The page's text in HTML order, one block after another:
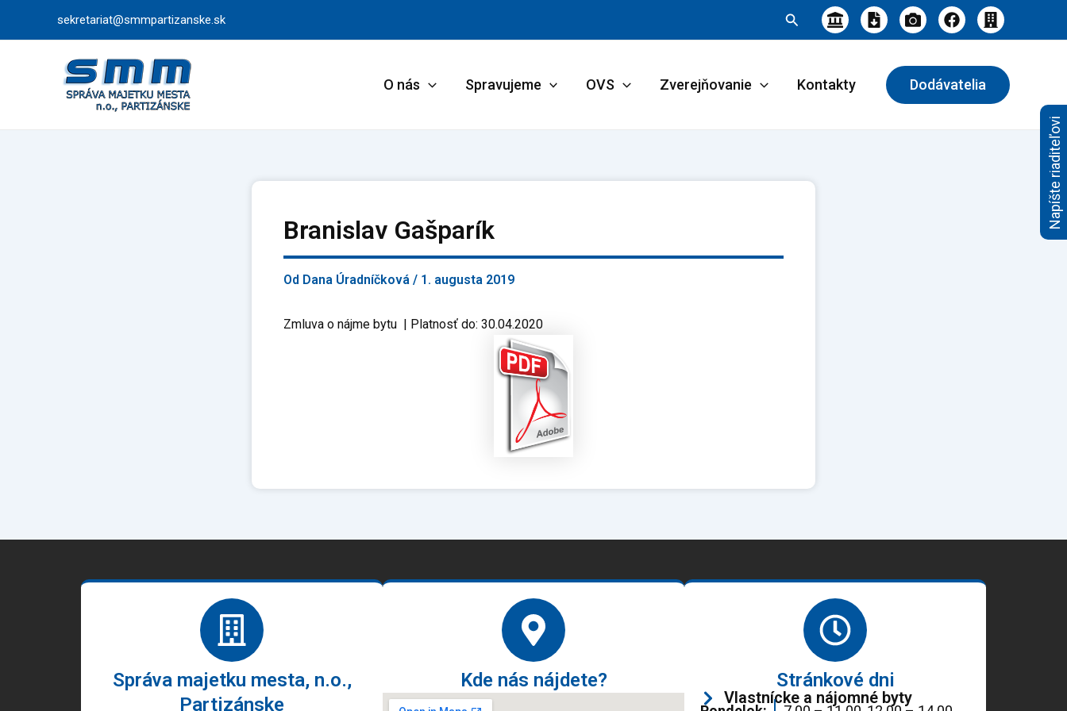
sekretariat@smmpartizanske.sk Hľadať
O nás Spravujeme OVS Zverejňovanie Kontakty Dodávatelia
Branislav Gašparík
Od Dana Úradníčková / 1. augusta 2019
Zmluva o nájme bytu | Platnosť do: 30.04.2020
Správa majetku mesta, n.o.,
Partizánske
Kde nás nájdete? Stránkové dni
Vlastnícke a nájomné byty
Napíšte riaditeľovi